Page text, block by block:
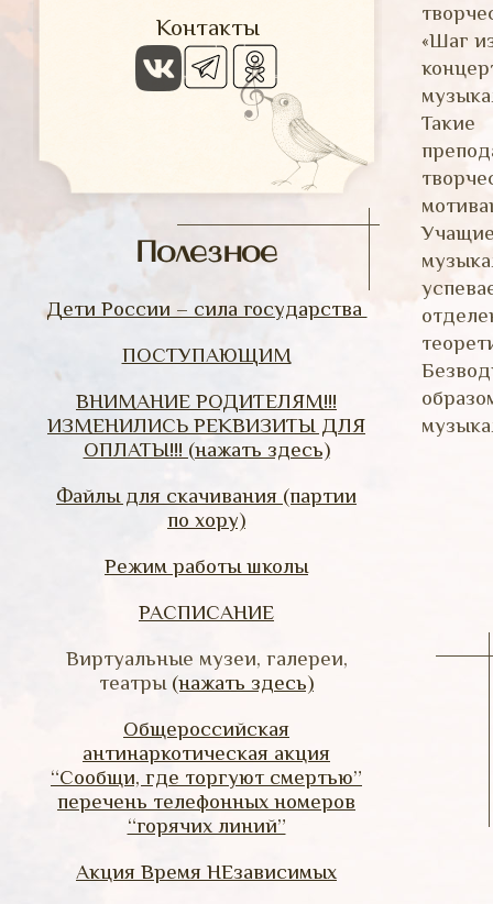
Контакты
Полезное
Дети России – сила государства
ПОСТУПАЮЩИМ
ВНИМАНИЕ РОДИТЕЛЯМ!!!
ИЗМЕНИЛИСЬ РЕКВИЗИТЫ ДЛЯ
ОПЛАТЫ!!! (нажать здесь)
Файлы для скачивания (партии
по хору)
Режим работы школы
РАСПИСАНИЕ
Виртуальные музеи, галереи,
театры (нажать здесь)
Общероссийская
антинаркотическая акция
“Сообщи, где торгуют смертью”
перечень телефонных номеров
“горячих линий”
Акция Время НЕзависимых
«Шаг
Такие